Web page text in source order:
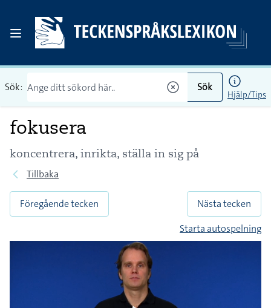
Sök: Sök
Hjälp/Tips
fokusera
koncentrera, inrikta, ställa in sig på
Tillbaka
Föregående tecken
Nästa tecken
Starta autospelning